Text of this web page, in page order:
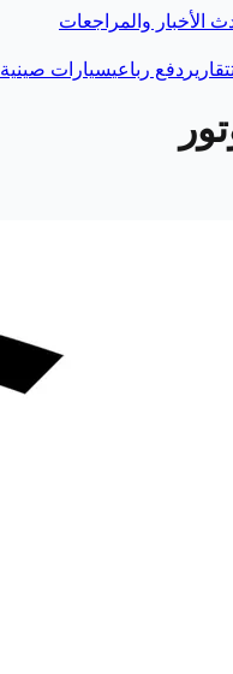
الأخبار والمراجعات
تقارير دفع رباعيسيارات صينية